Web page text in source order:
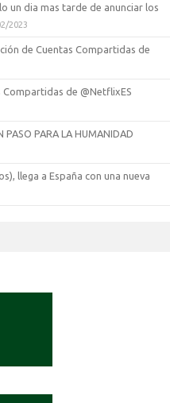
un dia mas tarde de anunciar los
2023
de Cuentas Compartidas de
de @NetflixES
PARA LA HUMANIDAD
llega a España con una nueva